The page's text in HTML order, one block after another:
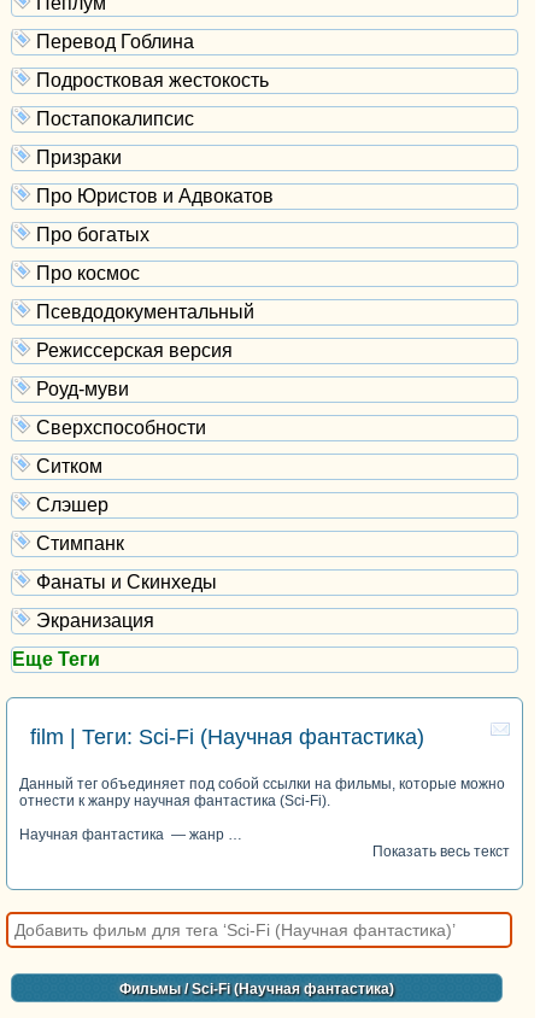
Перевод Гоблина
Подростковая жестокость
Постапокалипсис
Призраки
Про Юристов и Адвокатов
Про богатых
Про космос
Псевдодокументальный
Режиссерская версия
Роуд-муви
Сверхспособности
Ситком
Слэшер
Стимпанк
Фанаты и Скинхеды
Экранизация
Еще Теги
film | Теги: Sci-Fi (Научная фантастика)
Данный тег объединяет под собой ссылки на фильмы, которые можно
отнести к жанру научная фантастика (Sci-Fi).
Научная фантастика — жанр …
Показать весь текст
Фильмы/ Sci-Fi (Научная фантастика)